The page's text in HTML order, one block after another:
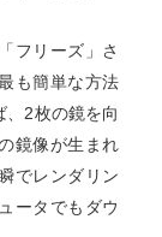
フリーズ」さ
も簡単な方法
、2枚の鏡を向
鏡像が生まれ
でレンダリン
ータでもダウ